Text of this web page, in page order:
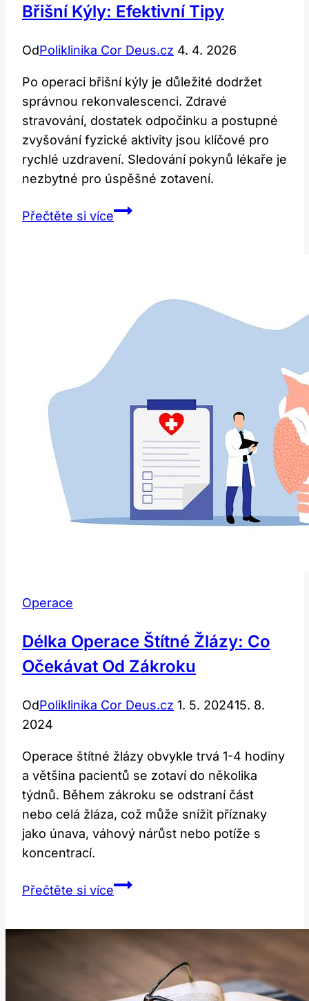
Břišní Kýly: Efektivní Tipy
OdPoliklinika Cor Deus.cz 4. 4. 2026
Po operaci břišní kýly je důležité dodržet
správnou rekonvalescenci. Zdravé
stravování, dostatek odpočinku a postupné
zvyšování fyzické aktivity jsou klíčové pro
rychlé uzdravení. Sledování pokynů lékaře je
nezbytné pro úspěšné zotavení.
Přečtěte si víceRekonvalescence
Efektivní
tipy
Operace
Délka Operace Štítné Žlázy: Co
Očekávat Od Zákroku
OdPoliklinika Cor Deus.cz 1. 5. 202415. 8.
2024
Operace štítné žlázy obvykle trvá 1-4 hodiny
a většina pacientů se zotaví do několika
týdnů. Během zákroku se odstraní část
nebo celá žláza, což může snížit příznaky
jako únava, váhový nárůst nebo potíže s
koncentrací.
Přečtěte si víceDélka
žlázy:
očekávat